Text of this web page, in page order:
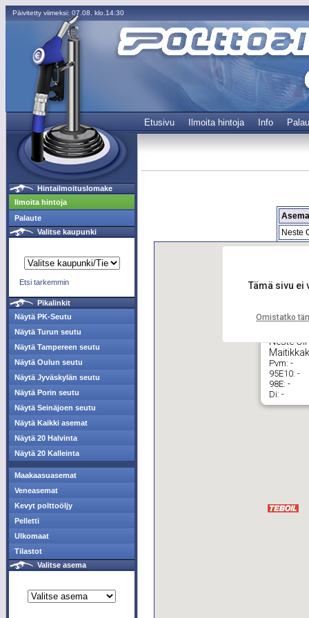
Päivitetty viimeksi: 07.08. klo.14:30
Etusivu Ilmoita hintoja Info
Hintailmoituslomake
Ilmoita hintoja
Palaute
Valitse kaupunki
Etsi tarkemmin
Pikalinkit
Näytä PK-Seutu
Näytä Turun seutu
Näytä Tampereen seutu
Näytä Oulun seutu
Näytä Jyväskylän seutu
Näytä Porin seutu
Näytä Seinäjoen seutu
Näytä Kaikki asemat
Näytä 20 Halvinta
Näytä 20 Kalleinta
Maakaasuasemat
Veneasemat
Kevyt polttoöljy
Pelletti
Ulkomaat
Tilastot
Valitse asema
Asema
Neste
Neste
Pvm: -
95E10: -
98E: -
Di: -
Tämä sivu ei
Omistatko